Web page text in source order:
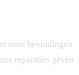
onze bevindingen
reparaties geven